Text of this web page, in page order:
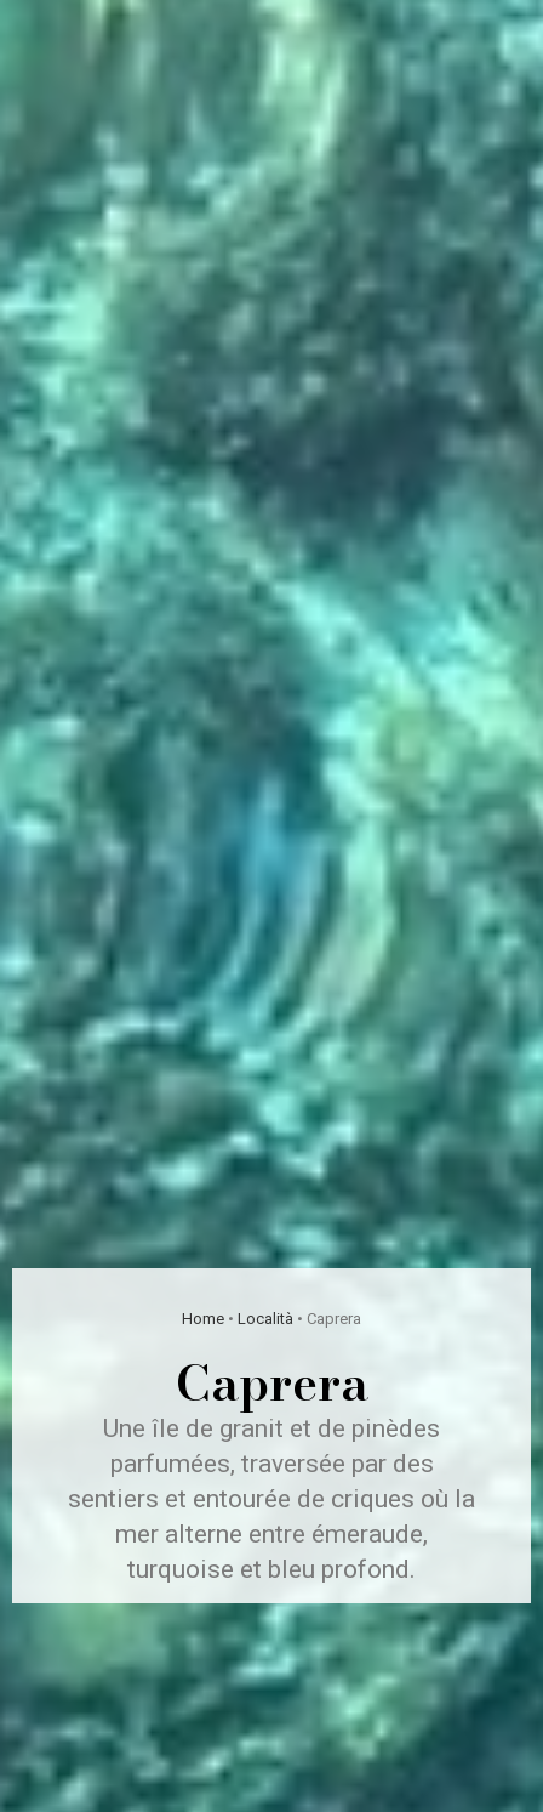
Home • Località • Caprera
Caprera
Une île de granit et de pinèdes
parfumées, traversée par des
sentiers et entourée de criques où la
mer alterne entre émeraude,
turquoise et bleu profond.